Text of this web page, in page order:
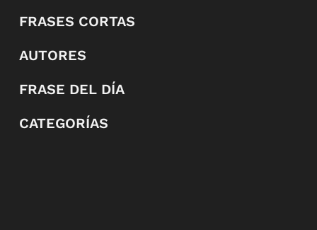
FRASES CORTAS
AUTORES
FRASE DEL DÍA
CATEGORÍAS